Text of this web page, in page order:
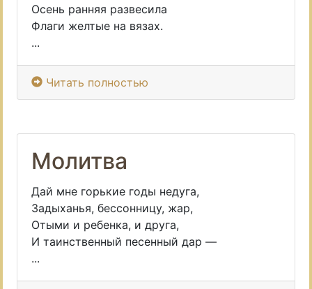
Осень ранняя развесила
Флаги желтые на вязах.
...
Читать полностью
Молитва
Дай мне горькие годы недуга,
Задыханья, бессонницу, жар,
Отыми и ребенка, и друга,
И таинственный песенный дар —
...